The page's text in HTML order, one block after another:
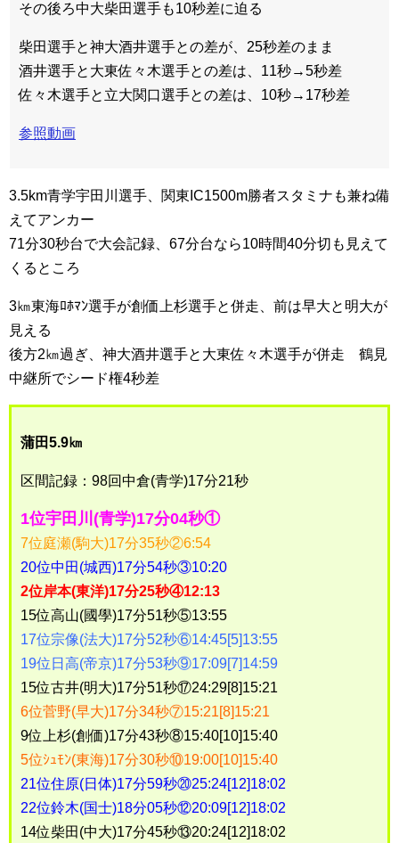
その後ろ中大柴田選手も10秒差に迫る
柴田選手と神大酒井選手との差が、25秒差のまま
酒井選手と大東佐々木選手との差は、11秒→5秒差
佐々木選手と立大関口選手との差は、10秒→17秒差
参照動画
3.5km青学宇田川選手、関東IC1500m勝者スタミナも兼ね備
えてアンカー
71分30秒台で大会記録、67分台なら10時間40分切も見えて
くるところ
3㎞東海ﾛﾎﾏﾝ選手が創価上杉選手と併走、前は早大と明大が
見える
後方2㎞過ぎ、神大酒井選手と大東佐々木選手が併走 鶴見
中継所でシード権4秒差
蒲田5.9㎞
区間記録：98回中倉(青学)17分21秒
1位宇田川(青学)17分04秒①
7位庭瀬(駒大)17分35秒②6:54
20位中田(城西)17分54秒③10:20
2位岸本(東洋)17分25秒④12:13
15位高山(國學)17分51秒⑤13:55
17位宗像(法大)17分52秒⑥14:45[5]13:55
19位日高(帝京)17分53秒⑨17:09[7]14:59
15位古井(明大)17分51秒⑰24:29[8]15:21
6位菅野(早大)17分34秒⑦15:21[8]15:21
9位上杉(創価)17分43秒⑧15:40[10]15:40
5位ｼｭﾓﾝ(東海)17分30秒⑩19:00[10]15:40
21位住原(日体)17分59秒⑳25:24[12]18:02
22位鈴木(国士)18分05秒⑫20:09[12]18:02
14位柴田(中大)17分45秒⑬20:24[12]18:02